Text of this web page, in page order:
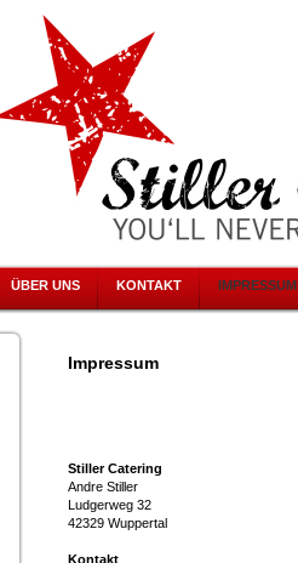
ÜBER UNS KONTAKT IMPRESSUM
Impressum
Stiller Catering
Andre Stiller
Ludgerweg 32
42329 Wuppertal
Kontakt